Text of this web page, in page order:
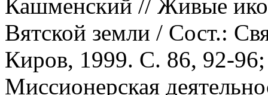
Кашменский // Живые
Вятской земли / Сост.:
Киров, 1999. С. 86, 92-
Миссионерская